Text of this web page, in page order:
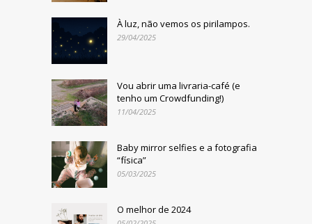
À luz, não vemos os pirilampos.
29/04/2025
Vou abrir uma livraria-café (e
tenho um Crowdfunding!)
11/04/2025
Baby mirror selfies e a fotografia
“física”
05/03/2025
O melhor de 2024